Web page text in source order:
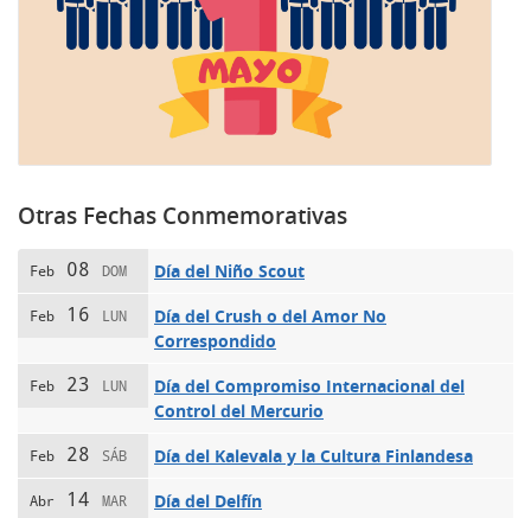
Otras Fechas Conmemorativas
Feb 08 DOM Día del Niño Scout
Feb 16 LUN
Día del Crush o del Amor No
Correspondido
Feb 23 LUN
Día del Compromiso Internacional del
Control del Mercurio
Feb 28 SÁB Día del Kalevala y la Cultura Finlandesa
Abr 14 MAR Día del Delfín